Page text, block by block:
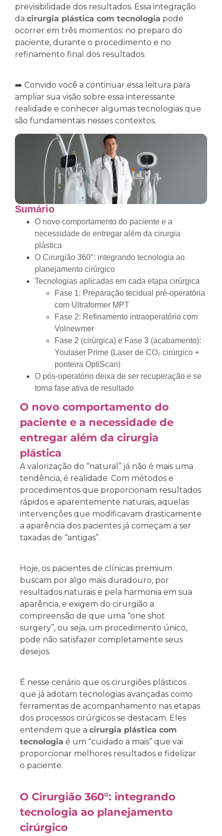
previsibilidade dos resultados. Essa integração
da cirurgia plástica com tecnologia pode
ocorrer em três momentos: no preparo do
paciente, durante o procedimento e no
refinamento final dos resultados.
➡️ Convido você a continuar essa leitura para
ampliar sua visão sobre essa interessante
realidade e conhecer algumas tecnologias que
são fundamentais nesses contextos.
Sumário
O novo comportamento do paciente e a
necessidade de entregar além da cirurgia
plástica
O Cirurgião 360°: integrando tecnologia ao
planejamento cirúrgico
Tecnologias aplicadas em cada etapa cirúrgica
Fase 1: Preparação tecidual pré-operatória
com Ultraformer MPT
Fase 2: Refinamento intraoperatório com
Volnewmer
Fase 2 (cirúrgica) e Fase 3 (acabamento):
Youlaser Prime (Laser de CO₂ cirúrgico +
ponteira OptiScan)
O pós-operatório deixa de ser recuperação e se
torna fase ativa de resultado
O novo comportamento do
paciente e a necessidade de
entregar além da cirurgia
plástica
A valorização do “natural” já não é mais uma
tendência, é realidade. Com métodos e
procedimentos que proporcionam resultados
rápidos e aparentemente naturais, aquelas
intervenções que modificavam drasticamente
a aparência dos pacientes já começam a ser
taxadas de “antigas”.
Hoje, os pacientes de clínicas premium
buscam por algo mais duradouro, por
resultados naturais e pela harmonia em sua
aparência, e exigem do cirurgião a
compreensão de que uma “one shot
surgery”, ou seja, um procedimento único,
pode não satisfazer completamente seus
desejos.
É nesse cenário que os cirurgiões plásticos
que já adotam tecnologias avançadas como
ferramentas de acompanhamento nas etapas
dos processos cirúrgicos se destacam. Eles
entendem que a cirurgia plástica com
tecnologia é um “cuidado a mais” que vai
proporcionar melhores resultados e fidelizar
o paciente.
O Cirurgião 360°: integrando
tecnologia ao planejamento
cirúrgico